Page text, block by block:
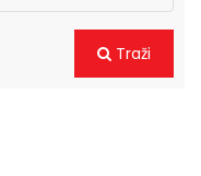
Traži